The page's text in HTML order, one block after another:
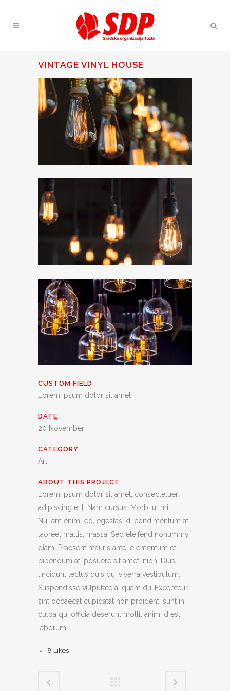
VINTAGE VINYL HOUSE
CUSTOM FIELD
Lorem ipsum dolor sit amet
DATE
20 November
CATEGORY
Art
ABOUT THIS PROJECT
Lorem ipsum dolor sit amet, consectetuer
adipiscing elit. Nam cursus. Morbi ut mi.
Nullam enim leo, egestas id, condimentum at,
laoreet mattis, massa. Sed eleifend nonummy
diam. Praesent mauris ante, elementum et,
bibendum at, posuere sit amet, nibh. Duis
tincidunt lectus quis dui viverra vestibulum.
Suspendisse vulputate aliquam dui.Excepteur
sint occaecat cupidatat non proident, sunt in
culpa qui officia deserunt mollit anim id est
laborum
8 Likes